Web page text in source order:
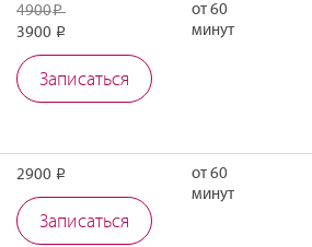
4900Р
3900 Р
Записаться
от 60
минут
2900 Р
Записаться
от 60
минут